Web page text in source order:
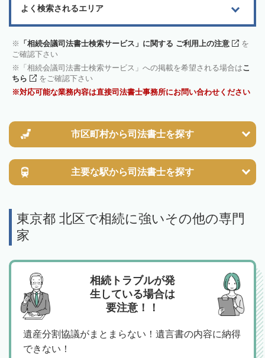
よく検索されるエリア
「相続会議司法書士検索サービス」に関する ご利用上の注意
を
ご確認下さい
「相続会議司法書士検索サービス」への掲載を希望される場合はこ
ちら
をご確認下さい
対応可能な業務内容は直接司法書士事務所にお問い合わせください
市区町村から司法書士を探す
主要な駅から司法書士を探す
東京都 北区で相続に強いその他の専門
家
相続トラブルが発
生している場合は
要注意！！
遺産分割協議がまとまらない！遺言書の内容に納得
できない！